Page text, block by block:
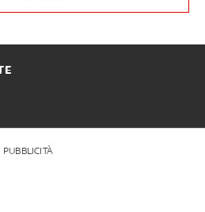
PUBBLICITÀ